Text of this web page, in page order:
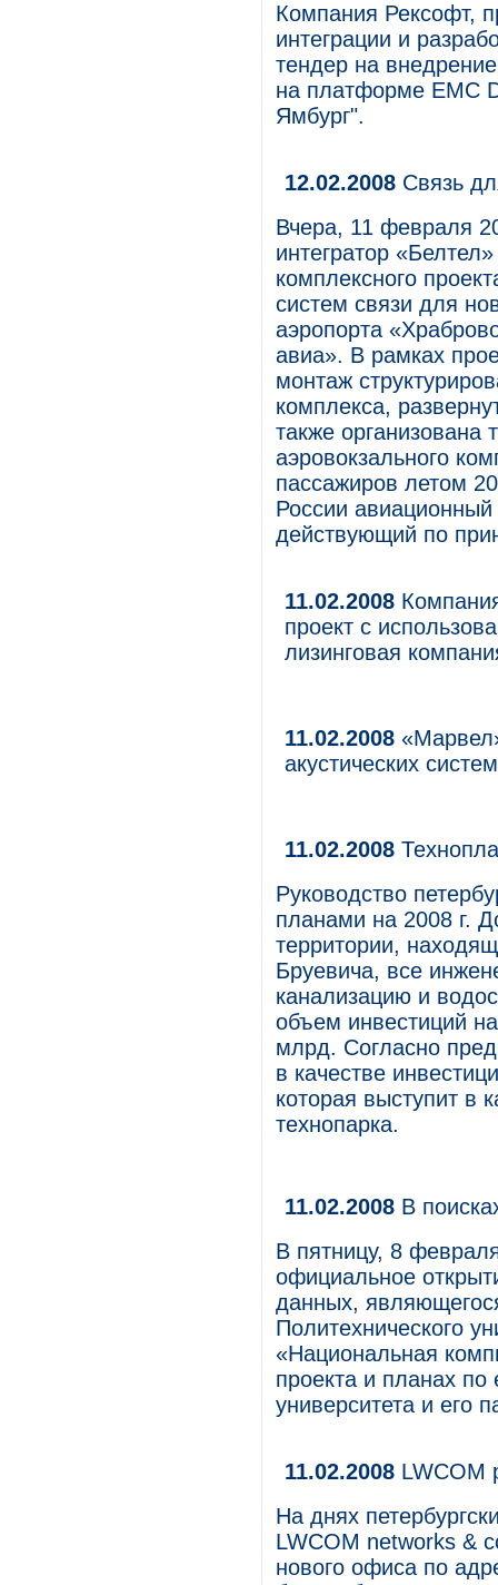
Компания Рексофт,
интеграции и
тендер на
на платформе EMC
Ямбург".
12.02.2008 Связь
Вчера, 11 февраля
интегратор
комплексного
систем связи для
аэропорта
авиа». В рамках
монтаж
комплекса,
также
аэровокзального
пассажиров летом
России
действующий по
11.02.2008
проект с
лизинговая
11.02.2008
акустических
11.02.2008
Руководство
планами на 2008 г.
территории,
Бруевича, все
канализацию и
объем инвестиций
млрд. Согласно
в качестве
которая выступит в
технопарка.
11.02.2008 В
В пятницу, 8
официальное
данных,
Политехнического
«Национальная
проекта и планах по
университета и его
11.02.2008 LWCOM
На днях
LWCOM networks &
нового офиса по